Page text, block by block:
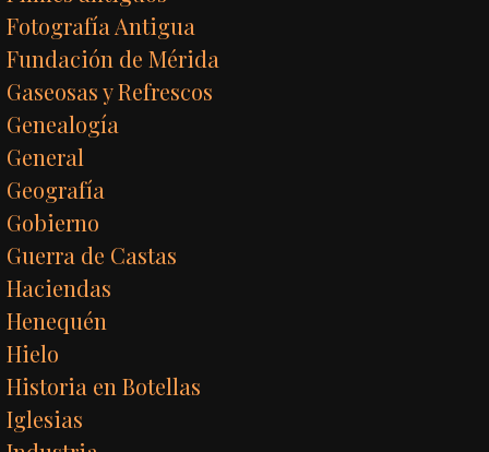
Fotografía Antigua
Fundación de Mérida
Gaseosas y Refrescos
Genealogía
General
Geografía
Gobierno
Guerra de Castas
Haciendas
Henequén
Hielo
Historia en Botellas
Iglesias